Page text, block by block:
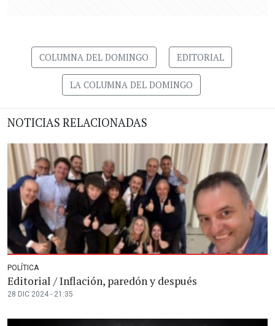
COLUMNA DEL DOMINGO EDITORIAL
LA COLUMNA DEL DOMINGO
NOTICIAS RELACIONADAS
POLÍTICA
Editorial / Inflación, paredón y después
28 DIC 2024 - 21:35